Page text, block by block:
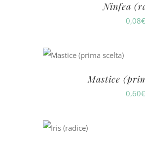
Ninfea
0,08€
Mastice
0,60€